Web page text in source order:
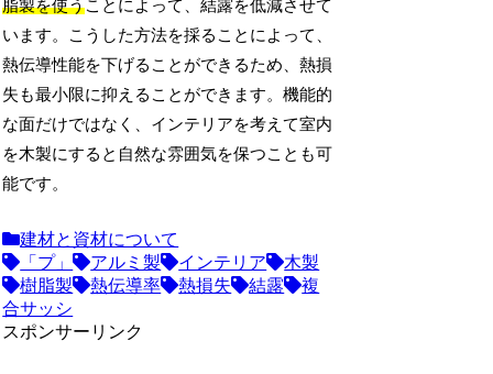
脂製を使うことによって、結露を低減させて
います。こうした方法を採ることによって、
熱伝導性能を下げることができるため、熱損
失も最小限に抑えることができます。機能的
な面だけではなく、インテリアを考えて室内
を木製にすると自然な雰囲気を保つことも可
能です。
建材と資材について
「プ」
アルミ製 インテリア
木製
樹脂製
熱伝導率 熱損失 結露
複
合サッシ
スポンサーリンク